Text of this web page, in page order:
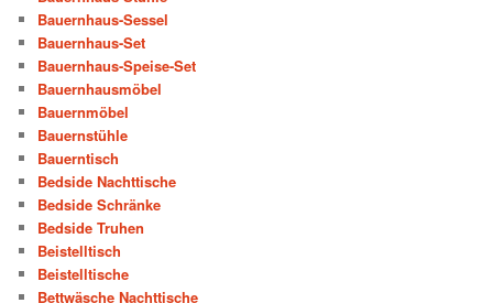
Bauernhaus-Sessel
Bauernhaus-Set
Bauernhaus-Speise-Set
Bauernhausmöbel
Bauernmöbel
Bauernstühle
Bauerntisch
Bedside Nachttische
Bedside Schränke
Bedside Truhen
Beistelltisch
Beistelltische
Bettwäsche Nachttische